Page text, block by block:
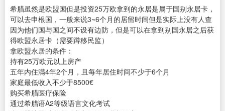
希腊虽然是欧盟国但是投资25万欧拿到的永居是属于国别永居卡，
可以去申根国，一般来说3~6个月的居留时间但是实际上没有人查
因为他们国与国之间不设有边防，但是可以在拿到别国永居之后获
得欧盟永居卡（需要蹲移民监）
拿欧盟永居的条件：
持有25万欧元以上房产
五年内住满4年2个月，且每年居住时间不少于6个月
家庭最低收入不少于8500€
购买希腊医疗保险
通过希腊语A2等级语言文化考试